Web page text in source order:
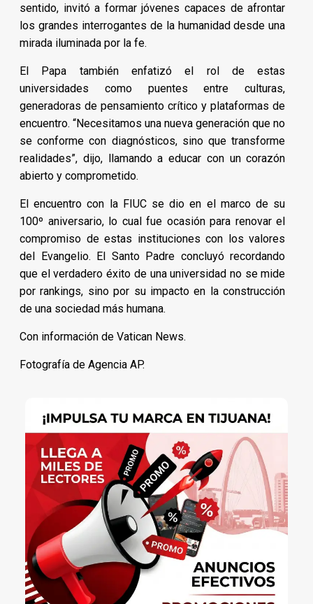
sentido, invitó a formar jóvenes capaces de afrontar
los grandes interrogantes de la humanidad desde una
mirada iluminada por la fe.
El Papa también enfatizó el rol de estas
universidades como puentes entre culturas,
generadoras de pensamiento crítico y plataformas de
encuentro. “Necesitamos una nueva generación que no
se conforme con diagnósticos, sino que transforme
realidades”, dijo, llamando a educar con un corazón
abierto y comprometido.
El encuentro con la FIUC se dio en el marco de su
100º aniversario, lo cual fue ocasión para renovar el
compromiso de estas instituciones con los valores
del Evangelio. El Santo Padre concluyó recordando
que el verdadero éxito de una universidad no se mide
por rankings, sino por su impacto en la construcción
de una sociedad más humana.
Con información de Vatican News.
Fotografía de Agencia AP.